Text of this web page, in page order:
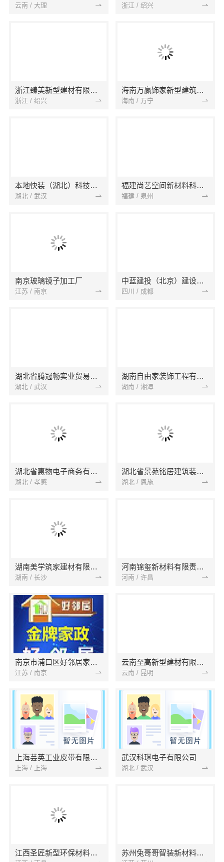
云南 / 大理 浙江 / 绍兴
浙江臻美新型建材有限公司
浙江 / 绍兴
海南万赢饰家新型建筑材料有限公司
海南 / 万宁
本地快装（湖北）科技有限公司
湖北 / 武汉
福建尚艺空间新材料科技有限公司
福建 / 泉州
南京玻璃镜子加工厂
江苏 / 南京
中蓝建投（北京）建设有限公司四川第一分公司
四川 / 成都
湖北省腾冠畅实业贸易有限公司
湖北 / 武汉
湖南自由家装饰工程有限公司
湖南 / 湘潭
湖北省惠物电子商务有限公司
湖北 / 孝感
湖北省景苑铭居建筑装饰有限公司
湖北 / 恩施
湖南美学筑家建材有限公司
湖南 / 长沙
河南锦玺新材料有限责任公司
河南 / 许昌
南京市浦口区好邻居家政服务中心
江苏 / 南京
云南至高新型建材有限公司
云南 / 昆明
上海芸英工业皮带有限公司
上海 / 上海
武汉科琪电子有限公司
湖北 / 武汉
江西圣匠新型环保材料有限公司 苏州兔哥哥智装新材料有限公司